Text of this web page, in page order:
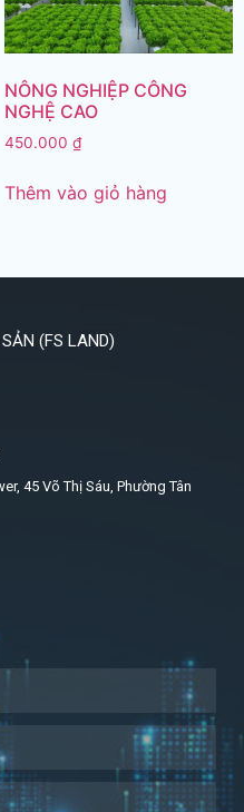
NÔNG NGHIỆP CÔNG
NGHỆ CAO
450.000 ₫
Thêm vào giỏ hàng
(FS LAND)
45 Võ Thị Sáu, Phường Tân